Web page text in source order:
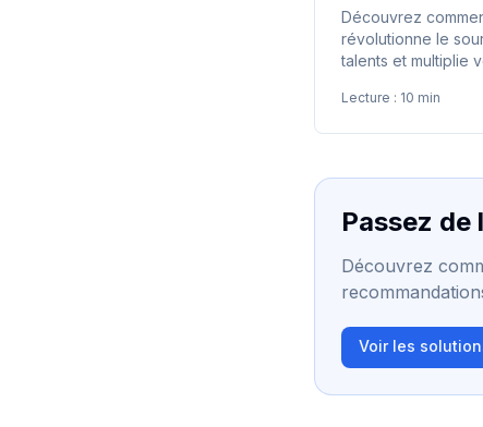
Candidats
Découvrez
révolutionne le
talents et multiplie
Lecture : 10 min
Passez de
Découvrez
Voir les